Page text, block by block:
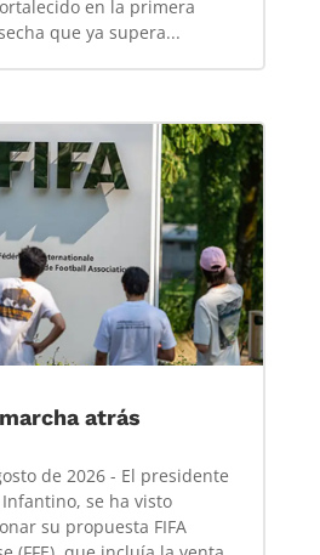
en la primera
que ya supera...
atrás
de 2026 - El presidente
se ha visto
su propuesta FIFA